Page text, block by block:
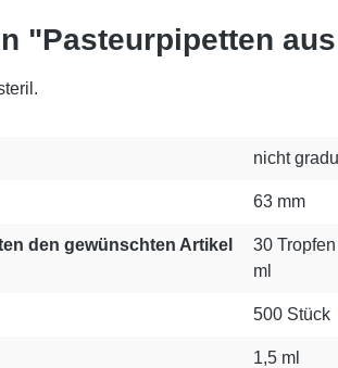
"Pasteurpipetten
nicht
63 mm
den gewünschten Artikel
30 Tropfen
ml
500 Stück
1,5 ml